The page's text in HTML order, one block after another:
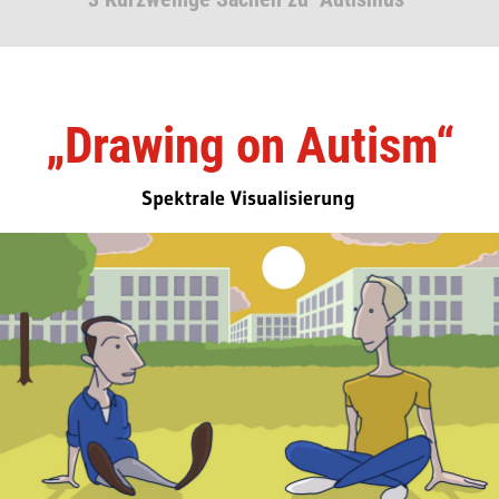
„Drawing on Autism“
Spektrale Visualisierung